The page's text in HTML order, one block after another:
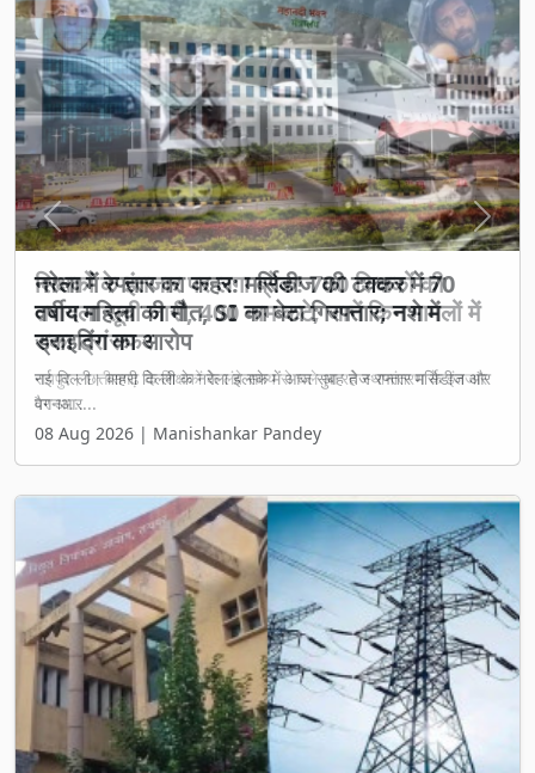
शिक्षकों के इंतजार पर लगा ब्रेक! 700 शिक्षकों की
तबादला सूची जारी, 400 नाम कटे; जानें किन मामलों में
रुका ट्रांसफर
रायपुर। छत्तीसगढ़ के शिक्षकों के लंबे समय से चले आ रहे स्थानांतरण के इंतजार
पर आ...
08 Aug 2026 | Manishankar Pandey
Previous Next